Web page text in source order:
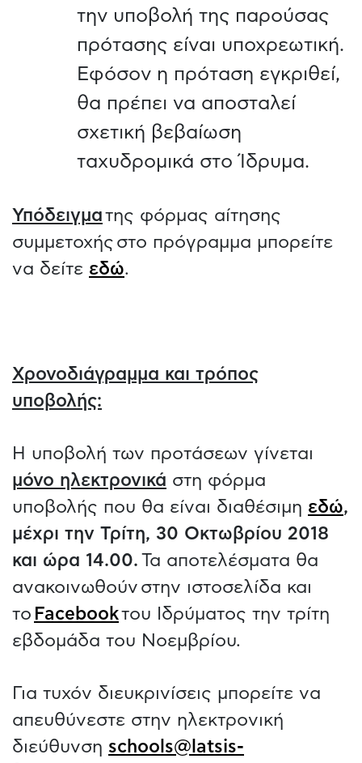
την υποβολή της παρούσας
πρότασης είναι υποχρεωτική.
Εφόσον η πρόταση εγκριθεί,
θα πρέπει να αποσταλεί
σχετική βεβαίωση
ταχυδρομικά στο Ίδρυμα.
Υπόδειγματης φόρμας αίτησης
συμμετοχής στο πρόγραμμα μπορείτε
να δείτε εδώ.
Χρονοδιάγραμμα και τρόπος
υποβολής:
Η υποβολή των προτάσεων γίνεται
μόνο ηλεκτρονικά στη φόρμα
υποβολής που θα είναι διαθέσιμη εδώ,
μέχρι την Τρίτη, 30 Οκτωβρίου 2018
και ώρα 14.00. Τα αποτελέσματα θα
ανακοινωθούν στην ιστοσελίδα και
το Facebookτου Ιδρύματος την τρίτη
εβδομάδα του Νοεμβρίου.
Για τυχόν διευκρινίσεις μπορείτε να
απευθύνεστε στην ηλεκτρονική
διεύθυνση schools@latsis-